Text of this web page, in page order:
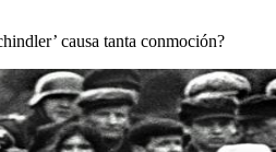
causa tanta conmoción?